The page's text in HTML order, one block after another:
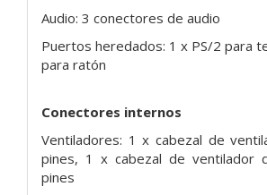
Audio: 3 conectores de audio
Puertos heredados: 1 x PS/2 para
para ratón
Conectores internos
Ventiladores: 1 x cabezal de
pines, 1 x cabezal de ventilador
pines